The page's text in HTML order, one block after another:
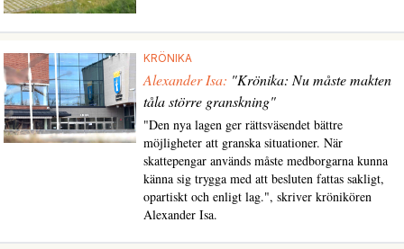
KRÖNIKA
Alexander Isa: "Krönika: Nu måste makten
tåla större granskning"
"Den nya lagen ger rättsväsendet bättre
möjligheter att granska situationer. När
skattepengar används måste medborgarna kunna
känna sig trygga med att besluten fattas sakligt,
opartiskt och enligt lag.", skriver krönikören
Alexander Isa.